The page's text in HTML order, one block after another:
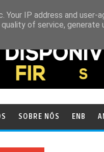
SOBRE NÓS ENB
IP address and user-
of service, generate